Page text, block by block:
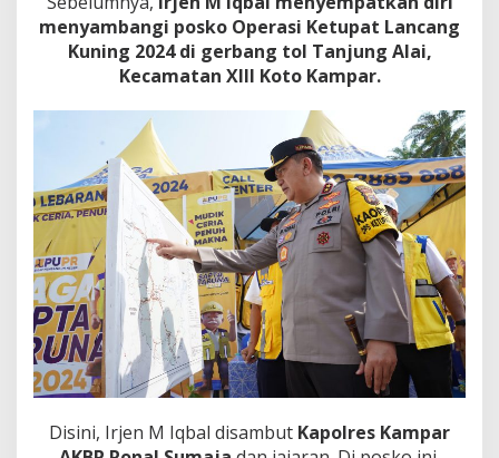
menyambangi posko Operasi Ketupat Lancang
Kuning 2024 di gerbang tol Tanjung Alai,
Kecamatan XIII Koto Kampar.
Disini, Irjen M Iqbal disambut Kapolres Kampar